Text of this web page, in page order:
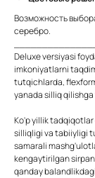
Возможность
серебро.
Deluxe versiyasi
imkoniyatlarni
tutqichlarda,
yanada silliq
Ko'p yillik
silliqligi va tabiiyligi
samarali
kengaytirilgan
qanday